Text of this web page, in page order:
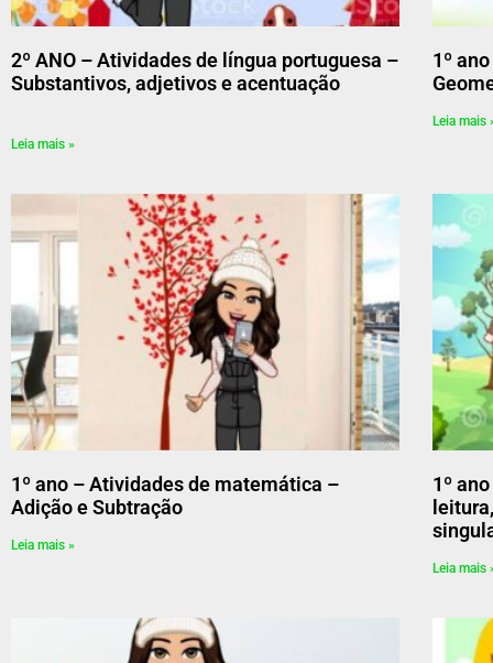
2º ANO – Atividades de língua portuguesa –
Substantivos, adjetivos e acentuação
Leia mais »
1º
Leia mais
1º ano – Atividades de matemática –
Adição e Subtração
Leia mais »
1º
Leia mais